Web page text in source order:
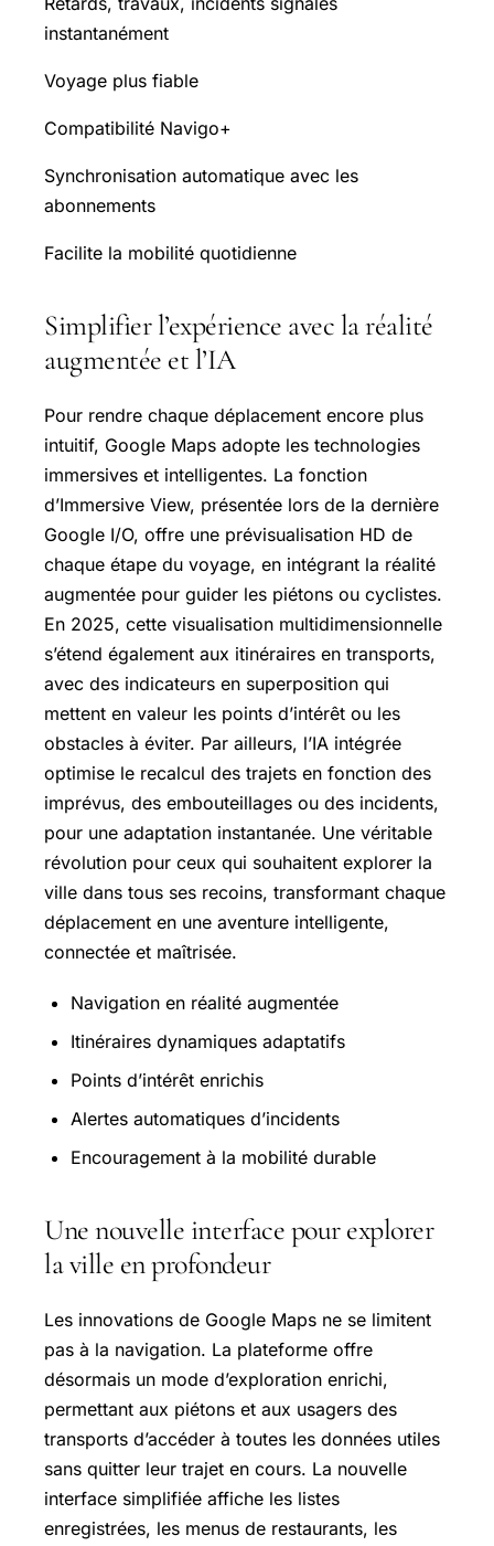
instantanément
Voyage plus fiable
Compatibilité Navigo+
Synchronisation automatique avec les
abonnements
Facilite la mobilité quotidienne
Simplifier l’expérience avec la réalité
augmentée et l’IA
Pour rendre chaque déplacement encore plus
intuitif, Google Maps adopte les technologies
immersives et intelligentes. La fonction
d’Immersive View, présentée lors de la dernière
Google I/O, offre une prévisualisation HD de
chaque étape du voyage, en intégrant la réalité
augmentée pour guider les piétons ou cyclistes.
En 2025, cette visualisation multidimensionnelle
s’étend également aux itinéraires en transports,
avec des indicateurs en superposition qui
mettent en valeur les points d’intérêt ou les
obstacles à éviter. Par ailleurs, l’IA intégrée
optimise le recalcul des trajets en fonction des
imprévus, des embouteillages ou des incidents,
pour une adaptation instantanée. Une véritable
révolution pour ceux qui souhaitent explorer la
ville dans tous ses recoins, transformant chaque
déplacement en une aventure intelligente,
connectée et maîtrisée.
Navigation en réalité augmentée
Itinéraires dynamiques adaptatifs
Points d’intérêt enrichis
Alertes automatiques d’incidents
Encouragement à la mobilité durable
Une nouvelle interface pour explorer
la ville en profondeur
Les innovations de Google Maps ne se limitent
pas à la navigation. La plateforme offre
désormais un mode d’exploration enrichi,
permettant aux piétons et aux usagers des
transports d’accéder à toutes les données utiles
sans quitter leur trajet en cours. La nouvelle
interface simplifiée affiche les listes
enregistrées, les menus de restaurants, les